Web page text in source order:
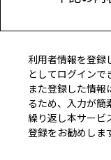
利用者情報を登録
としてログインで
また登録した情報
るため、入力が簡
繰り返し本サービ
登録をお勧めしま